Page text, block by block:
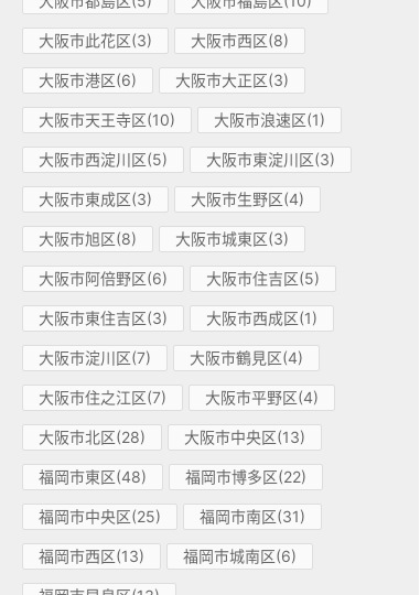
大阪市此花区(3) 大阪市西区(8)
大阪市港区(6) 大阪市大正区(3)
大阪市天王寺区(10) 大阪市浪速区(1)
大阪市西淀川区(5) 大阪市東淀川区(3)
大阪市東成区(3) 大阪市生野区(4)
大阪市旭区(8) 大阪市城東区(3)
大阪市阿倍野区(6) 大阪市住吉区(5)
大阪市東住吉区(3) 大阪市西成区(1)
大阪市淀川区(7) 大阪市鶴見区(4)
大阪市住之江区(7) 大阪市平野区(4)
大阪市北区(28) 大阪市中央区(13)
福岡市東区(48) 福岡市博多区(22)
福岡市中央区(25) 福岡市南区(31)
福岡市西区(13) 福岡市城南区(6)